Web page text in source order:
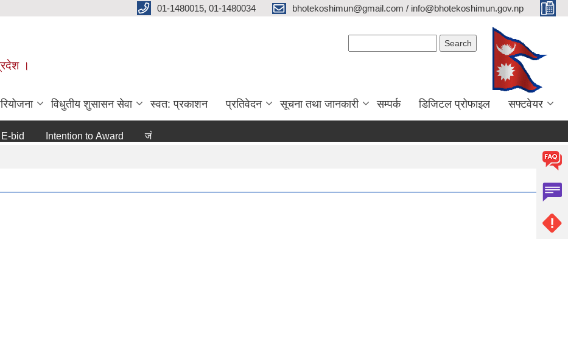
01-1480015, 01-1480034 bhotekoshimun@gmail.com / info@bhotekoshimun.gov.np
।
विधुतीय शुसासन सेवा स्वत: प्रकाशन प्रतिवेदन सूचना तथा जानकारी सम्पर्क डिजिटल प्रोफाइल सफ्टवेयर
Intention to Award जो जस संग सम्बन्धित छ ।